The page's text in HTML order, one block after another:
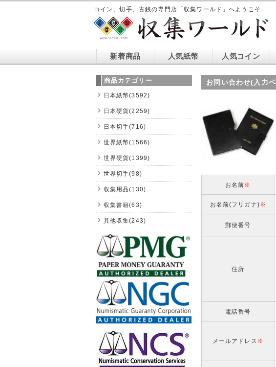
コイン、切手、古銭の専門店「収集ワールド」へようこそ
新着商品 人気紙幣 人気コイン
お問い合わせ(入力
お名前※
お名前(フリガナ)※
郵便番号
住所
電話番号
メールアドレス ※
商品カテゴリー
日本紙幣(3592)
日本硬貨(2259)
日本切手(716)
世界紙幣(1566)
世界硬貨(1399)
世界切手(98)
収集用品(130)
収集書籍(63)
其他収集(243)